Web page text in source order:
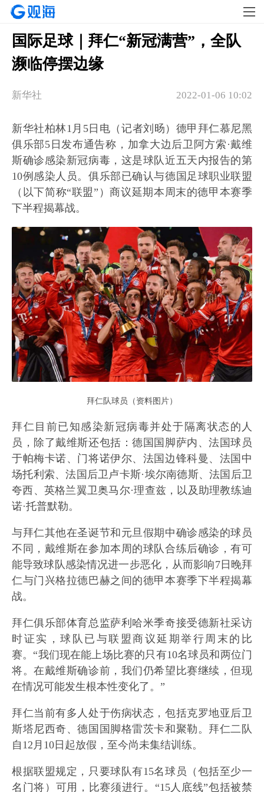
国际足球｜拜仁“新冠满营”，全队
濒临停摆边缘
2022-01-06 10:02
新华社
新华社柏林1月5日电（记者刘旸）德甲拜仁慕尼黑
俱乐部5日发布通告称，加拿大边后卫阿方索·戴维
斯确诊感染新冠病毒，这是球队近五天内报告的第
10例感染人员。俱乐部已确认与德国足球职业联盟
（以下简称“联盟”）商议延期本周末的德甲本赛季
下半程揭幕战。
拜仁队球员（资料图片）
拜仁目前已知感染新冠病毒并处于隔离状态的人
员，除了戴维斯还包括：德国国脚萨内、法国球员
于帕梅卡诺、门将诺伊尔、法国边锋科曼、法国中
场托利索、法国后卫卢卡斯·埃尔南德斯、法国后卫
夸西、英格兰翼卫奥马尔·理查兹，以及助理教练迪
诺·托普默勒。
与拜仁其他在圣诞节和元旦假期中确诊感染的球员
不同，戴维斯在参加本周的球队合练后确诊，有可
能导致球队感染情况进一步恶化，从而影响7日晚拜
仁与门兴格拉德巴赫之间的德甲本赛季下半程揭幕
战。
拜仁俱乐部体育总监萨利哈米季奇接受德新社采访
时证实，球队已与联盟商议延期举行周末的比
赛。“我们现在能上场比赛的只有10名球员和两位门
将。在戴维斯确诊前，我们仍希望比赛继续，但现
在情况可能发生根本性变化了。”
拜仁当前有多人处于伤病状态，包括克罗地亚后卫
斯塔尼西奇、德国国脚格雷茨卡和聚勒。拜仁二队
自12月10日起放假，至今尚未集结训练。
根据联盟规定，只要球队有15名球员（包括至少一
名门将）可用，比赛须进行。“15人底线”包括被禁